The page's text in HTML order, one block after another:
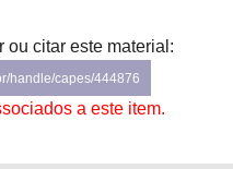
ou citar este material:
handle/capes/444876
a este item.